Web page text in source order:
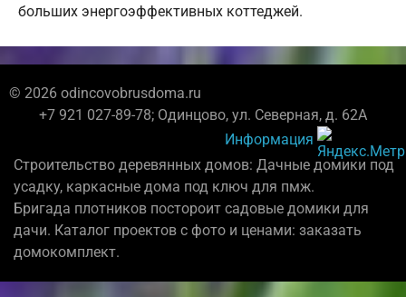
больших энергоэффективных коттеджей.
© 2026 odincovobrusdoma.ru
+7 921 027-89-78; Одинцово, ул. Северная, д. 62А
Информация
Строительство деревянных домов: Дачные домики под
усадку, каркасные дома под ключ для пмж.
Бригада плотников постороит садовые домики для
дачи. Каталог проектов с фото и ценами: заказать
домокомплект.